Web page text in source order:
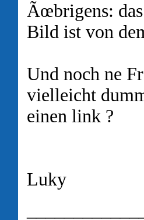
Ãœbrigens:
Bild ist von
Und noch ne
vielleicht
einen link ?
Luky